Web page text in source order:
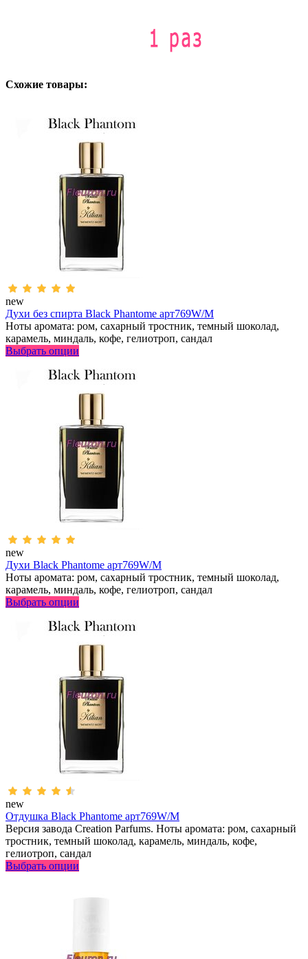
Схожие товары:
new
Духи без спирта Black Phantome арт769W/M
Ноты аромата: ром, сахарный тростник, темный шоколад,
карамель, миндаль, кофе, гелиотроп, сандал
Выбрать опции
new
Духи Black Phantome арт769W/M
Ноты аромата: ром, сахарный тростник, темный шоколад,
карамель, миндаль, кофе, гелиотроп, сандал
Выбрать опции
new
Отдушка Black Phantome арт769W/M
Версия завода Creation Parfums. Ноты аромата: ром, сахарный
тростник, темный шоколад, карамель, миндаль, кофе,
гелиотроп, сандал
Выбрать опции